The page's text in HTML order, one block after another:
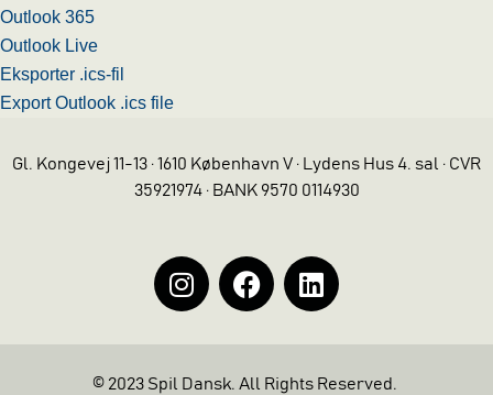
Outlook 365
Outlook Live
Eksporter .ics-fil
Export Outlook .ics file
Gl. Kongevej 11-13 · 1610 København V · Lydens Hus 4. sal · CVR
35921974 · BANK 9570 0114930
© 2023 Spil Dansk. All Rights Reserved.